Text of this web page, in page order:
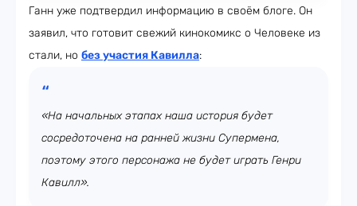
Ганн уже подтвердил информацию в своём блоге. Он
заявил, что готовит свежий кинокомикс о Человеке из
стали, но без участия Кавилла:
«На начальных этапах наша история будет
сосредоточена на ранней жизни Супермена,
поэтому этого персонажа не будет играть Генри
Кавилл».